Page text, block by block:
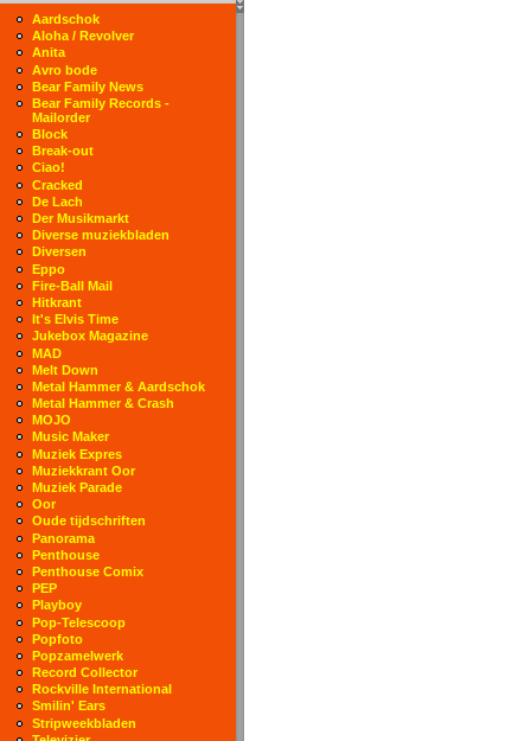
Aardschok
Aloha / Revolver
Anita
Avro bode
Bear Family News
Bear Family Records -
Mailorder
Block
Break-out
Ciao!
Cracked
De Lach
Der Musikmarkt
Diverse muziekbladen
Diversen
Eppo
Fire-Ball Mail
Hitkrant
It's Elvis Time
Jukebox Magazine
MAD
Melt Down
Metal Hammer & Aardschok
Metal Hammer & Crash
MOJO
Music Maker
Muziek Expres
Muziekkrant Oor
Muziek Parade
Oor
Oude tijdschriften
Panorama
Penthouse
Penthouse Comix
PEP
Playboy
Pop-Telescoop
Popfoto
Popzamelwerk
Record Collector
Rockville International
Smilin' Ears
Stripweekbladen